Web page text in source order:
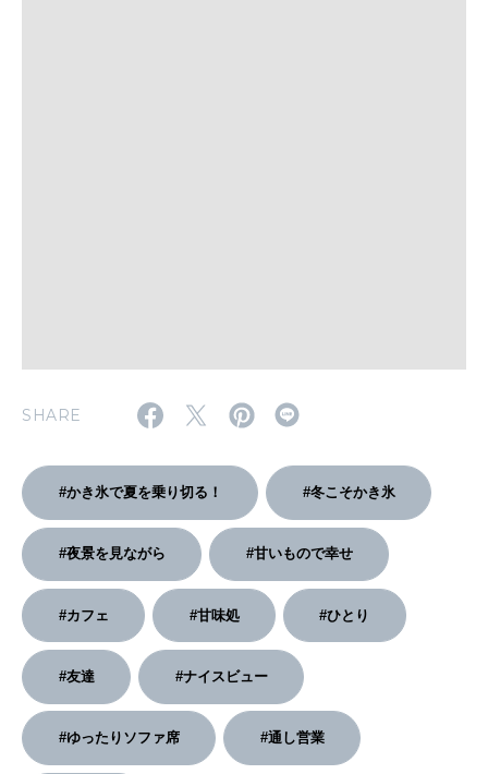
SHARE
#かき氷で夏を乗り切る！ #冬こそかき氷
#夜景を見ながら #甘いもので幸せ
#カフェ #甘味処 #ひとり
#友達 #ナイスビュー
#ゆったりソファ席 #通し営業